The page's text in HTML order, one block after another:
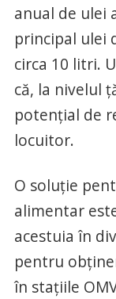
anual de ulei
principal ulei
circa 10 litri.
că, la nivelul
potențial de
locuitor.
O soluție
alimentar
acestuia în
pentru
în stațiile